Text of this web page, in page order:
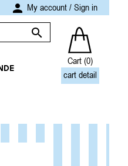
person My account / Sign in

Cart (0)
cart detail